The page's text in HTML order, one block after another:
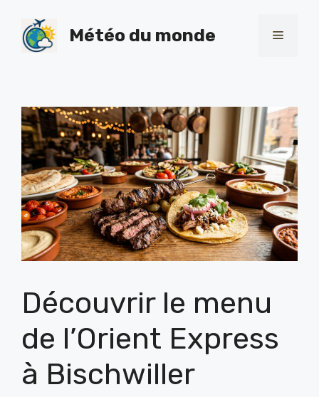
content
Météo du monde Menu
Découvrir le menu
de l’Orient Express
à Bischwiller